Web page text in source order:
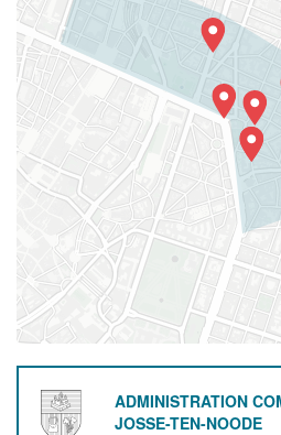
ADMINISTRATION
JOSSE-TEN-NOODE